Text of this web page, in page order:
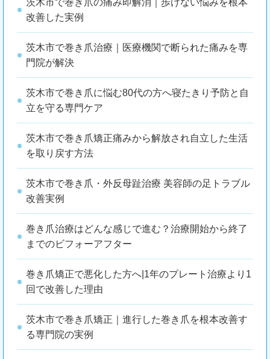
茨木市で巻き爪の痛み即解消｜歩けない悩みを根本
改善した実例
茨木市で巻き爪治療｜医療機関で断られた痛みを専
門院が解決
茨木市で巻き爪に悩む80代の方へ寝たきり予防と自
立を守る専門ケア
茨木市で巻き爪矯正痛みから解放され自立した生活
を取り戻す方法
茨木市で巻き爪・外反母趾治療 美容師の足トラブル
改善実例
巻き爪治療はどんな感じで進む？治療開始から終了
までのビフォーアフター
巻き爪矯正で悪化した方へ|1年のプレート治療より1
回で改善した理由
茨木市で巻き爪矯正｜進行した巻き爪を根本改善す
る専門院の実例